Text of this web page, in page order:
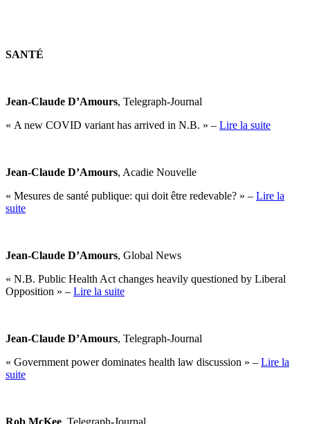
SANTÉ
Jean-Claude D’Amours, Telegraph-Journal
« A new COVID variant has arrived in N.B. » – Lire la suite
Jean-Claude D’Amours, Acadie Nouvelle
« Mesures de santé publique: qui doit être redevable? » – Lire la
suite
Jean-Claude D’Amours, Global News
« N.B. Public Health Act changes heavily questioned by Liberal
Opposition » – Lire la suite
Jean-Claude D’Amours, Telegraph-Journal
« Government power dominates health law discussion » – Lire la
suite
Rob McKee , Telegraph-Journal